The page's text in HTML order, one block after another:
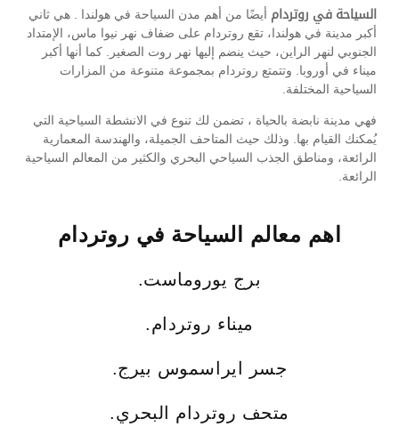
السياحة في روتردام أيضًا من أهم مدن السياحة في هولندا . هي ثاني
أكبر مدينة في هولندا، تقع روتردام على ضفاف نهر نيوا ماس، الإمتداد
الجنوبي لنهر الراين، حيث ينضم إليها نهر روت الصغير. كما أنها أكبر
ميناء في أوروبا. وتتمتع روتردام بمجموعة متنوعة من المزارات
السياحية المختلفة.
فهي مدينة نابضة بالحياة ، تضمن لك تنوع في الانشطة السياحية التي
يُمكنك القيام بها. وذلك حيث المتاحف الجميلة، والهندسة المعمارية
الرائعة، ومناطق الجذب السياحي البحري والكثير من المعالم السياحية
الرائعة.
اهم معالم السياحة في روتردام
برج يوروماست.
ميناء روتردام.
جسر ايراسموس بيرج.
متحف روتردام البحري.